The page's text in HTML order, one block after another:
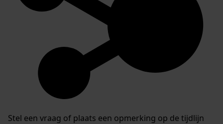
Stel een vraag of plaats een opmerking op de tijdlijn